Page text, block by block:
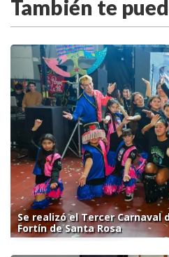
También te
Se realizó el Tercer Carnaval
Fortín de Santa Rosa